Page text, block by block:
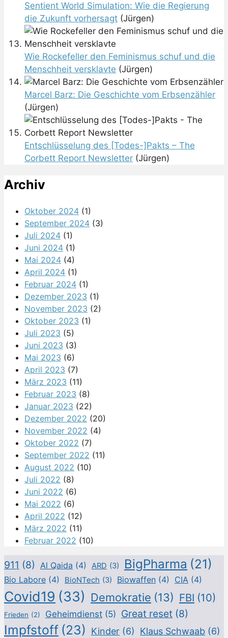
Sentient World Simulation: Wie die Regierung
die Zukunft vorhersagt (Jürgen)
Wie Rockefeller den Feminismus schuf und die
Menschheit versklavte (Jürgen)
Marcel Barz: Die Geschichte vom Erbsenzähler
(Jürgen)
Entschlüsselung des [Todes-]Pakts – The
Corbett Report Newsletter (Jürgen)
Archiv
Oktober 2024 (1)
September 2024 (3)
Juli 2024 (1)
Juni 2024 (1)
Mai 2024 (4)
April 2024 (1)
Februar 2024 (1)
Dezember 2023 (1)
November 2023 (2)
Oktober 2023 (1)
Juli 2023 (5)
Juni 2023 (3)
Mai 2023 (6)
April 2023 (7)
März 2023 (11)
Februar 2023 (8)
Januar 2023 (22)
Dezember 2022 (20)
November 2022 (4)
Oktober 2022 (7)
September 2022 (11)
August 2022 (10)
Juli 2022 (8)
Juni 2022 (6)
Mai 2022 (6)
April 2022 (12)
März 2022 (11)
Februar 2022 (10)
911 (8) Al Qaida (4) ARD (3) BigPharma (21)
Bio Labore (4) BioNTech (3) Biowaffen (4) CIA (4)
Covid19 (33) Demokratie (13) FBI (10)
Frieden (2) Geheimdienst (5) Great reset (8)
Impfstoff (23) Kinder (6) Klaus Schwaab (6)